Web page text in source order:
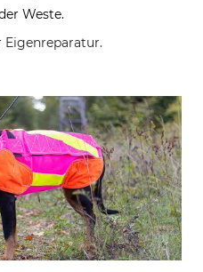
Weste.